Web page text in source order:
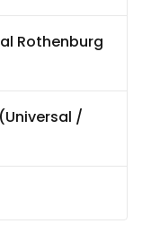
Rothenburg
/